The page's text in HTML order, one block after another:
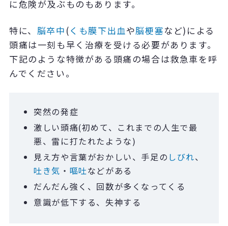
に危険が及ぶものもあります。
特に、 脳卒中 (くも膜下出血や脳梗塞など) による
頭痛は一刻も早く治療を受ける必要があります。
下記のような特徴がある頭痛の場合は救急車を呼
んでください。
突然の発症
激しい頭痛(初めて、これまでの人生で最
悪、雷に打たれたような)
見え方や言葉がおかしい、手足の しびれ、
吐き気 ・ 嘔吐などがある
だんだん強く、回数が多くなってくる
意識が低下する、失神する